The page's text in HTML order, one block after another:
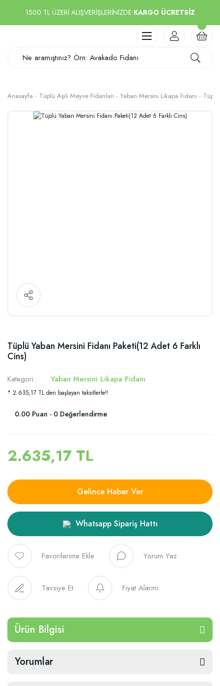
1500 TL ÜZERİ ALIŞVERİŞLERİNİZDE KARGO ÜCRETSİZ
Anasayfa Tüplü Aşılı Meyve Fidanları Yaban Mersini Likapa Fidanı
Tüplü Yaban Mersini Fidanı Paketi(12 Adet 6 Farklı
Cins)
Kategori Yaban Mersini Likapa Fidanı
* 2.635,17 TL den başlayan taksitlerle!!
0.00 Puan - 0 Değerlendirme
2.635,17 TL
Gelince Haber Ver
Whatsapp Sipariş Hattı
Yorum Yaz
Tavsiye Et Fiyat Alarmı
Ürün Bilgisi
Yorumlar